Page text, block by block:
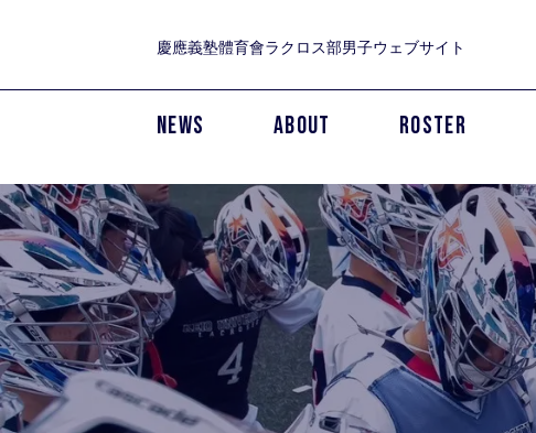
慶應義塾體育會ラクロス部男子ウェブサイト
NEWS ABOUT ROSTER